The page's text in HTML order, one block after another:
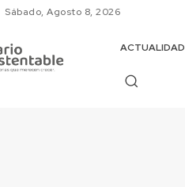
Sábado, Agosto 8, 2026
ACTUALIDAD